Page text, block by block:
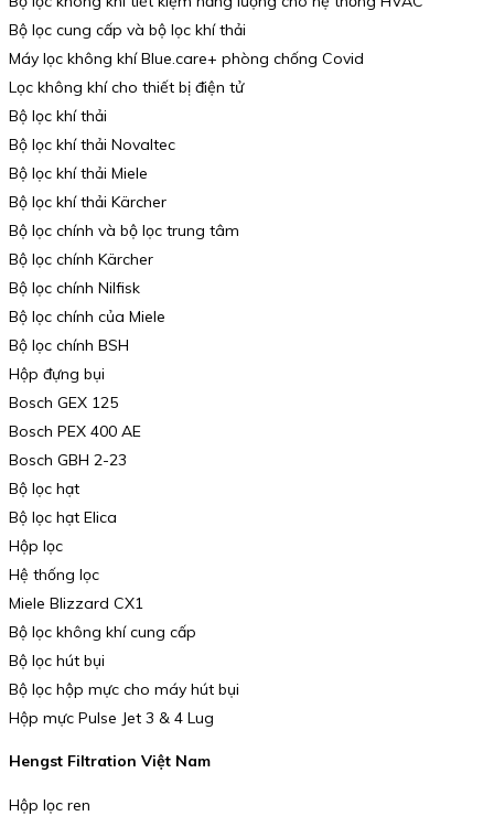
Bộ lọc cung cấp và bộ lọc khí thải
Máy lọc không khí Blue.care+ phòng chống Covid
Lọc không khí cho thiết bị điện tử
Bộ lọc khí thải
Bộ lọc khí thải Novaltec
Bộ lọc khí thải Miele
Bộ lọc khí thải Kärcher
Bộ lọc chính và bộ lọc trung tâm
Bộ lọc chính Kärcher
Bộ lọc chính Nilfisk
Bộ lọc chính của Miele
Bộ lọc chính BSH
Hộp đựng bụi
Bosch GEX 125
Bosch PEX 400 AE
Bosch GBH 2-23
Bộ lọc hạt
Bộ lọc hạt Elica
Hộp lọc
Hệ thống lọc
Miele Blizzard CX1
Bộ lọc không khí cung cấp
Bộ lọc hút bụi
Bộ lọc hộp mực cho máy hút bụi
Hộp mực Pulse Jet 3 & 4 Lug
Hengst Filtration Việt Nam
Hộp lọc ren